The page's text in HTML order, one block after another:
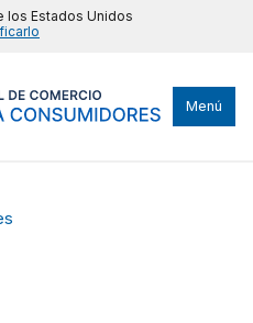
los Estados Unidos
Menú